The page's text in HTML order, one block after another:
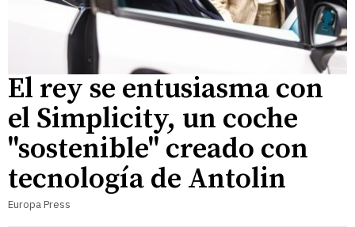
El rey se entusiasma con
el Simplicity, un coche
"sostenible" creado con
tecnología de Antolin
Europa Press